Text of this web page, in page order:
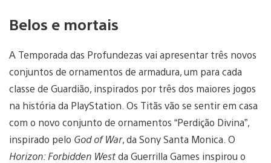
Belos e mortais
A Temporada das Profundezas vai apresentar três novos
conjuntos de ornamentos de armadura, um para cada
classe de Guardião, inspirados por três dos maiores jogos
na história da PlayStation. Os Titãs vão se sentir em casa
com o novo conjunto de ornamentos “Perdição Divina”,
inspirado pelo God of War, da Sony Santa Monica. O
Horizon: Forbidden Westda Guerrilla Games inspirou o